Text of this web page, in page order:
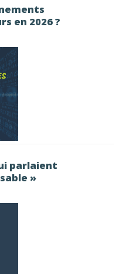
en 2026 ?
parlaient
»